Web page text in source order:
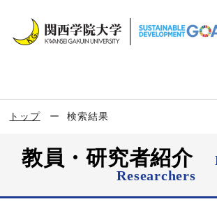
トップ 検索結果
教員・研究者紹介
Researchers